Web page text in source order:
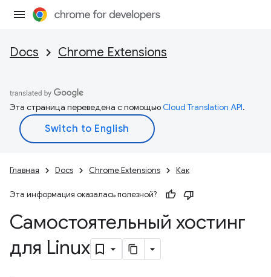
Docs Chrome Extensions
Эта страница переведена с помощьюCloud Translation API.
Главная Docs Chrome Extensions Как
Эта информация оказалась полезной?
Самостоятельный хостинг
для Linux